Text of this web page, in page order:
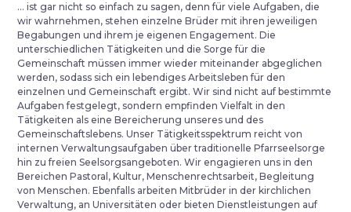
… ist gar nicht so einfach zu sagen, denn für viele Aufgaben, die
wir wahrnehmen, stehen einzelne Brüder mit ihren jeweiligen
Begabungen und ihrem je eigenen Engagement. Die
unterschiedlichen Tätigkeiten und die Sorge für die
Gemeinschaft müssen immer wieder miteinander abgeglichen
werden, sodass sich ein lebendiges Arbeitsleben für den
einzelnen und Gemeinschaft ergibt. Wir sind nicht auf bestimmte
Aufgaben festgelegt, sondern empfinden Vielfalt in den
Tätigkeiten als eine Bereicherung unseres und des
Gemeinschaftslebens. Unser Tätigkeitsspektrum reicht von
internen Verwaltungsaufgaben über traditionelle Pfarrseelsorge
hin zu freien Seelsorgsangeboten. Wir engagieren uns in den
Bereichen Pastoral, Kultur, Menschenrechtsarbeit, Begleitung
von Menschen. Ebenfalls arbeiten Mitbrüder in der kirchlichen
Verwaltung, an Universitäten oder bieten Dienstleistungen auf